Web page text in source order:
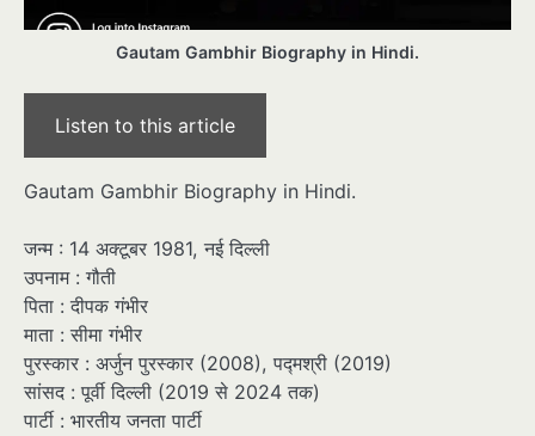
Gautam Gambhir Biography in Hindi.
Listen to this article
Gautam Gambhir Biography in Hindi.
जन्म : 14 अक्टूबर 1981, नई दिल्ली
उपनाम : गौती
पिता : दीपक गंभीर
माता : सीमा गंभीर
पुरस्कार : अर्जुन पुरस्कार (2008), पद्मश्री (2019)
सांसद : पूर्वी दिल्ली (2019 से 2024 तक)
पार्टी : भारतीय जनता पार्टी